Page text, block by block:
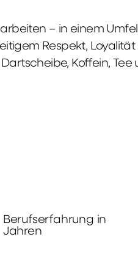
– in einem
Respekt, Loyalität
Koffein, Tee
Berufserfahrung in
Jahren